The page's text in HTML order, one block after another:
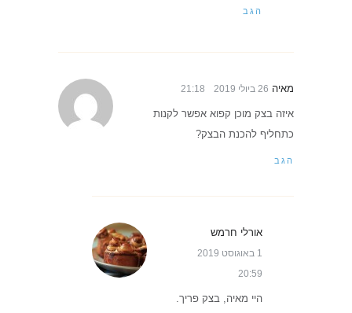
הגב
מאיה 26 ביולי 2019 21:18
איזה בצק מוכן קפוא אפשר לקנות
כתחליף להכנת הבצק?
הגב
אורלי חרמש
1 באוגוסט 2019
20:59
היי מאיה, בצק פריך.